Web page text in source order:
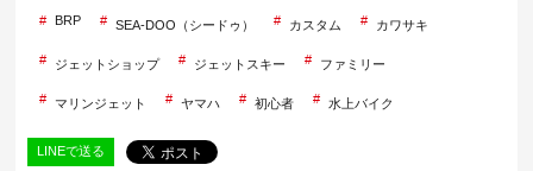
BRP SEA-DOO（シードゥ） カスタム カワサキ
ジェットショップ ジェットスキー ファミリー
マリンジェット ヤマハ 初心者 水上バイク
LINEで送る